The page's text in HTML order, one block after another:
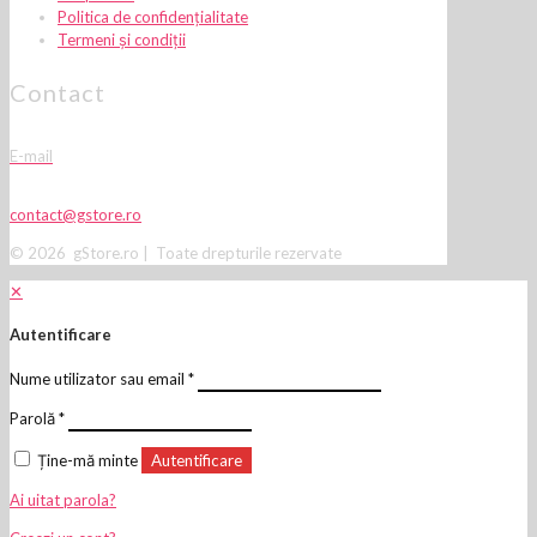
Politica de confidențialitate
Termeni și condiții
Contact
E-mail
contact@gstore.ro
© 2026 gStore.ro | Toate drepturile rezervate
✕
Autentificare
Nume utilizator sau email *
Parolă*
Ține-mă minte Autentificare
Ai uitat parola?